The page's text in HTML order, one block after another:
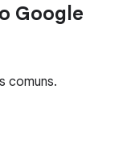
Google
comuns.